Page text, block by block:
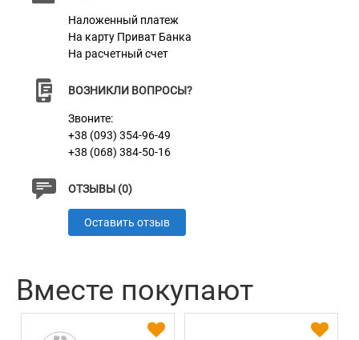
Наложенный платеж
На карту Приват Банка
На расчетный счет
ВОЗНИКЛИ ВОПРОСЫ?
Звоните:
+38 (093) 354-96-49
+38 (068) 384-50-16
ОТЗЫВЫ (0)
Оставить отзыв
Пряжка Литая Латунь
Вместе покупают